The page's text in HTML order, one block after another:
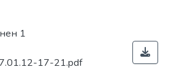
1
17-21.pdf